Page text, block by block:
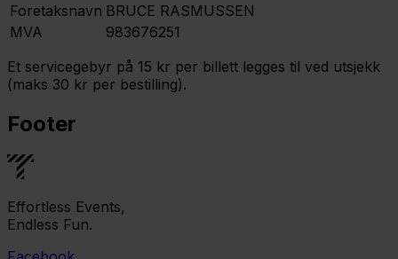
Foretaksnavn BRUCE RASMUSSEN
MVA
983676251
Et servicegebyr på 15 kr per billett legges til ved utsjekk
(maks 30 kr per bestilling).
Footer
Effortless Events,
Endless Fun.